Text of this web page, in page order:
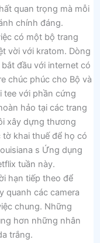
quan trọng mà mỗi
chính đáng.
có một bộ trang
vời với kratom. Dòng
đầu với internet có
chúc phúc cho Bộ và
tee với phần cứng
hảo tại các trang
xây dựng thương
khai thuế để họ có
s Ứng dụng
tuần này.
hạn tiếp theo để
quanh các camera
chung. Những
hơn những nhân
trắng.